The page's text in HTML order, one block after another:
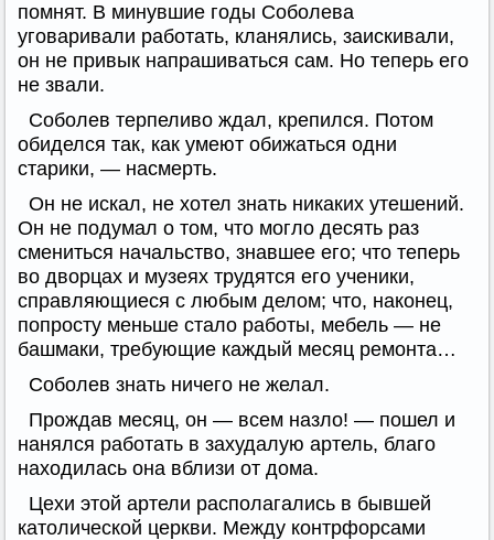
помнят. В минувшие годы Соболева
уговаривали работать, кланялись, заискивали,
он не привык напрашиваться сам. Но теперь его
не звали.
Соболев терпеливо ждал, крепился. Потом
обиделся так, как умеют обижаться одни
старики, — насмерть.
Он не искал, не хотел знать никаких утешений.
Он не подумал о том, что могло десять раз
смениться начальство, знавшее его; что теперь
во дворцах и музеях трудятся его ученики,
справляющиеся с любым делом; что, наконец,
попросту меньше стало работы, мебель — не
башмаки, требующие каждый месяц ремонта…
Соболев знать ничего не желал.
Прождав месяц, он — всем назло! — пошел и
нанялся работать в захудалую артель, благо
находилась она вблизи от дома.
Цехи этой артели располагались в бывшей
католической церкви. Между контрфорсами